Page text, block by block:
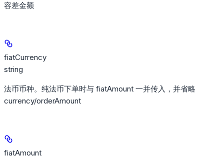
容差金额
fiatCurrency
string
法币币种。纯法币下单时与 fiatAmount 一并传入，并省略
currency/orderAmount
fiatAmount